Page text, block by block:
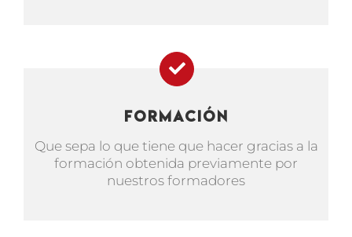
Formación
Que sepa lo que tiene que hacer gracias a la
formación obtenida previamente por
nuestros formadores